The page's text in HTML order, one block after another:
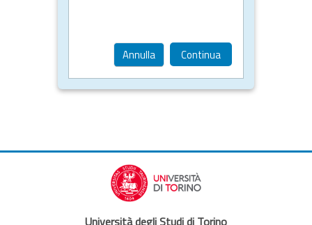
Annulla Continua
Università degli Studi di Torino